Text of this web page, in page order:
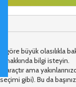
büyük olasılıkla
hakkında bilgi isteyin.
ama
gibi). Bu da